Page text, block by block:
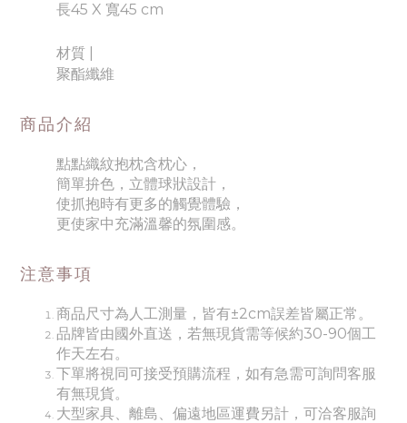
長45 X 寬45 cm
材質 |
聚酯纖維
商品介紹
點點織紋抱枕含枕心，
簡單拚色，立體球狀設計，
使抓抱時有更多的觸覺體驗，
更使家中充滿溫馨的氛圍感。
注意事項
商品尺寸為人工測量，皆有±2cm誤差皆屬正常。
品牌皆由國外直送，若無現貨需等候約30-90個工
作天左右。
下單將視同可接受預購流程，如有急需可詢問客服
有無現貨。
大型家具、離島、偏遠地區運費另計，可洽客服詢